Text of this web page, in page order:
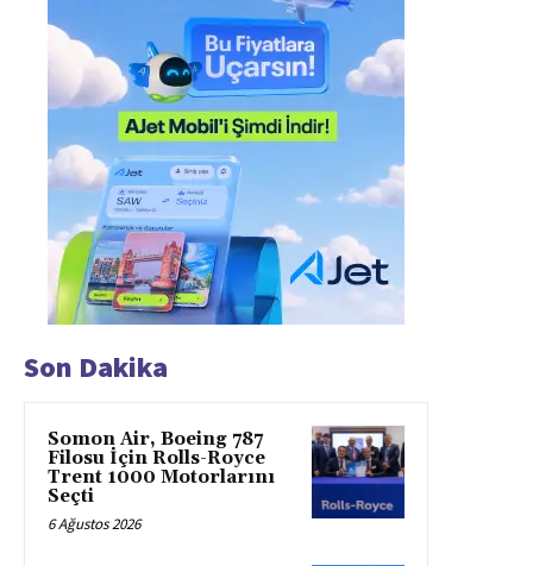
Son Dakika
Somon Air, Boeing 787
Filosu İçin Rolls-Royce
Trent 1000 Motorlarını
Seçti
6 Ağustos 2026